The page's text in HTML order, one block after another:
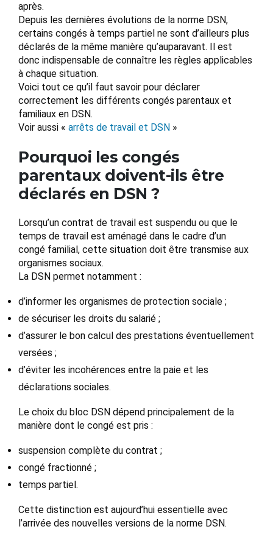
après.
Depuis les dernières évolutions de la norme DSN,
certains congés à temps partiel ne sont d’ailleurs plus
déclarés de la même manière qu’auparavant. Il est
donc indispensable de connaître les règles applicables
à chaque situation.
Voici tout ce qu’il faut savoir pour déclarer
correctement les différents congés parentaux et
familiaux en DSN.
Voir aussi « arrêts de travail et DSN »
Pourquoi les congés
parentaux doivent-ils être
déclarés en DSN ?
Lorsqu’un contrat de travail est suspendu ou que le
temps de travail est aménagé dans le cadre d’un
congé familial, cette situation doit être transmise aux
organismes sociaux.
La DSN permet notamment :
d’informer les organismes de protection sociale ;
de sécuriser les droits du salarié ;
d’assurer le bon calcul des prestations éventuellement
versées ;
d’éviter les incohérences entre la paie et les
déclarations sociales.
Le choix du bloc DSN dépend principalement de la
manière dont le congé est pris :
suspension complète du contrat ;
congé fractionné ;
temps partiel.
Cette distinction est aujourd’hui essentielle avec
l’arrivée des nouvelles versions de la norme DSN.